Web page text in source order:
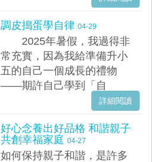
調皮搗蛋學自律 04-29
2025年暑假，我過得非
常充實，因為我給準備升小
五的自己一個成長的禮物
——期許自己學到「自
詳細閱讀
好心念養出好品格 和諧親子
共創幸福家庭 04-27
如何保持親子和諧，是許多